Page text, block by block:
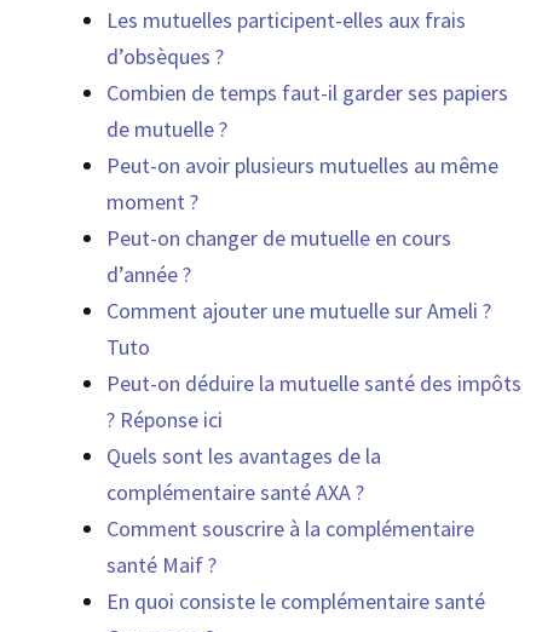
Les mutuelles participent-elles aux frais
d’obsèques ?
Combien de temps faut-il garder ses papiers
de mutuelle ?
Peut-on avoir plusieurs mutuelles au même
moment ?
Peut-on changer de mutuelle en cours
d’année ?
Comment ajouter une mutuelle sur Ameli ?
Tuto
Peut-on déduire la mutuelle santé des impôts
? Réponse ici
Quels sont les avantages de la
complémentaire santé AXA ?
Comment souscrire à la complémentaire
santé Maif ?
En quoi consiste le complémentaire santé